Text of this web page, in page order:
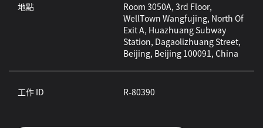
地點
Room 3050A, 3rd Floor,
WellTown Wangfujing, North Of
Exit A, Huazhuang Subway
Station, Dagaolizhuang Street,
Beijing, Beijing 100091, China
工作 ID R-80390